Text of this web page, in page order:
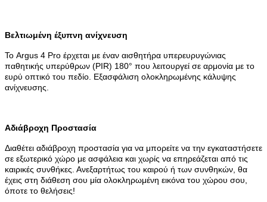
Βελτιωμένη έξυπνη ανίχνευση
Το Argus 4 Pro έρχεται με έναν αισθητήρα υπερευρυγώνιας
παθητικής υπερύθρων (PIR) 180° που λειτουργεί σε αρμονία με το
ευρύ οπτικό του πεδίο. Εξασφάλιση ολοκληρωμένης κάλυψης
ανίχνευσης.
Αδιάβροχη Προστασία
Διαθέτει αδιάβροχη προστασία για να μπορείτε να την εγκαταστήσετε
σε εξωτερικό χώρο με ασφάλεια και χωρίς να επηρεάζεται από τις
καιρικές συνθήκες. Ανεξαρτήτως του καιρού ή των συνθηκών, θα
έχεις στη διάθεση σου μία ολοκληρωμένη εικόνα του χώρου σου,
όποτε το θελήσεις!